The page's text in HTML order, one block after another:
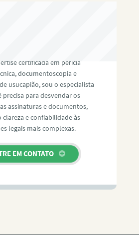
certificada em perícia
documentoscopia e
usucapião, sou o especialista
precisa para desvendar os
assinaturas e documentos,
clareza e confiabilidade às
legais mais complexas.
EM CONTATO